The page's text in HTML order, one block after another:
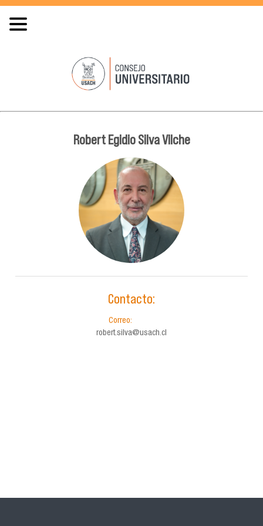
Robert Egidio Silva Vilche
Contacto:
Correo:
robert.silva@usach.cl